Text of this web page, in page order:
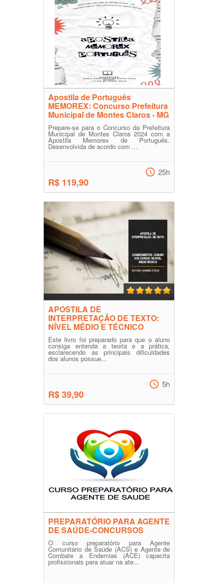
Apostila de Português
MEMOREX: Concurso Prefeitura
Municipal de Montes Claros - MG
Prepare-se para o Concurso da Prefeitura
Municipal de Montes Claros 2024 com a
Apostila Memorex de Português.
Desenvolvida de acordo com ...
R$ 119,90
25h
APOSTILA DE
INTERPRETAÇÃO DE TEXTO:
NÍVEL MÉDIO E TÉCNICO
Este livro foi preparado para que o aluno
consiga entenda a teoria e a prática,
esclarecendo as principais dificuldades
dos alunos possue...
R$ 39,90
5h
PREPARATÓRIO PARA AGENTE
DE SAÚDE-CONCURSOS
O curso preparatório para Agente
Comunitário de Saúde (ACS) e Agente de
Combate a Endemias (ACE) capacita
profissionais para atuar na ate...